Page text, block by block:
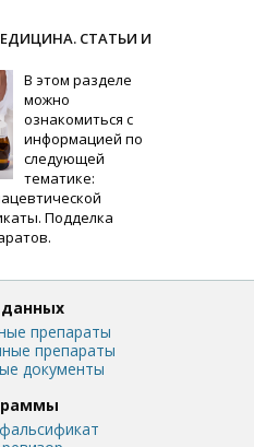
СТАТЬИ И
В этом разделе
можно
ознакомиться с
информацией по
следующей
тематике:
Подделка
препараты
препараты
документы